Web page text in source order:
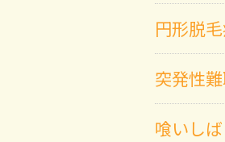
円形脱
突発性
喰いし